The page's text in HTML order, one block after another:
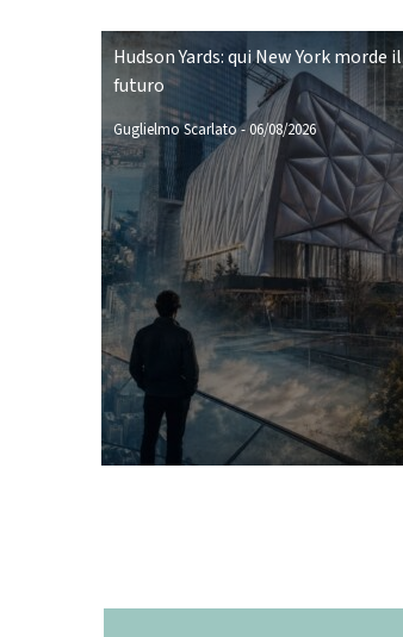
Hudson Yards: qui New York morde il
futuro
Guglielmo Scarlato-06/08/2026